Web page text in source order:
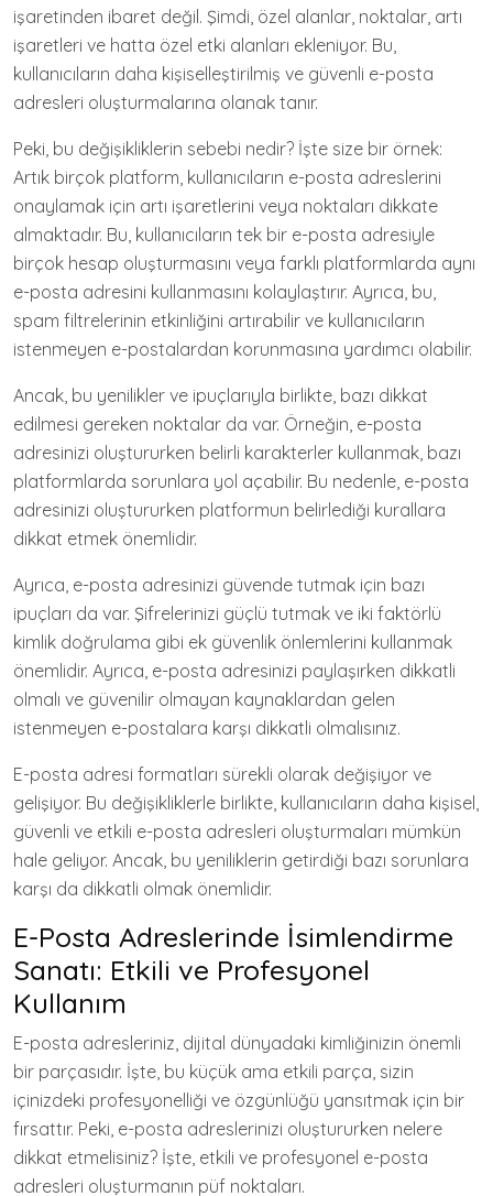
işaretinden ibaret değil. Şimdi, özel alanlar, noktalar, artı
işaretleri ve hatta özel etki alanları ekleniyor. Bu,
kullanıcıların daha kişiselleştirilmiş ve güvenli e-posta
adresleri oluşturmalarına olanak tanır.
Peki, bu değişikliklerin sebebi nedir? İşte size bir örnek:
Artık birçok platform, kullanıcıların e-posta adreslerini
onaylamak için artı işaretlerini veya noktaları dikkate
almaktadır. Bu, kullanıcıların tek bir e-posta adresiyle
birçok hesap oluşturmasını veya farklı platformlarda aynı
e-posta adresini kullanmasını kolaylaştırır. Ayrıca, bu,
spam filtrelerinin etkinliğini artırabilir ve kullanıcıların
istenmeyen e-postalardan korunmasına yardımcı olabilir.
Ancak, bu yenilikler ve ipuçlarıyla birlikte, bazı dikkat
edilmesi gereken noktalar da var. Örneğin, e-posta
adresinizi oluştururken belirli karakterler kullanmak, bazı
platformlarda sorunlara yol açabilir. Bu nedenle, e-posta
adresinizi oluştururken platformun belirlediği kurallara
dikkat etmek önemlidir.
Ayrıca, e-posta adresinizi güvende tutmak için bazı
ipuçları da var. Şifrelerinizi güçlü tutmak ve iki faktörlü
kimlik doğrulama gibi ek güvenlik önlemlerini kullanmak
önemlidir. Ayrıca, e-posta adresinizi paylaşırken dikkatli
olmalı ve güvenilir olmayan kaynaklardan gelen
istenmeyen e-postalara karşı dikkatli olmalısınız.
E-posta adresi formatları sürekli olarak değişiyor ve
gelişiyor. Bu değişikliklerle birlikte, kullanıcıların daha kişisel,
güvenli ve etkili e-posta adresleri oluşturmaları mümkün
hale geliyor. Ancak, bu yeniliklerin getirdiği bazı sorunlara
karşı da dikkatli olmak önemlidir.
E-Posta Adreslerinde İsimlendirme
Sanatı: Etkili ve Profesyonel
Kullanım
E-posta adresleriniz, dijital dünyadaki kimliğinizin önemli
bir parçasıdır. İşte, bu küçük ama etkili parça, sizin
içinizdeki profesyonelliği ve özgünlüğü yansıtmak için bir
fırsattır. Peki, e-posta adreslerinizi oluştururken nelere
dikkat etmelisiniz? İşte, etkili ve profesyonel e-posta
adresleri oluşturmanın püf noktaları.